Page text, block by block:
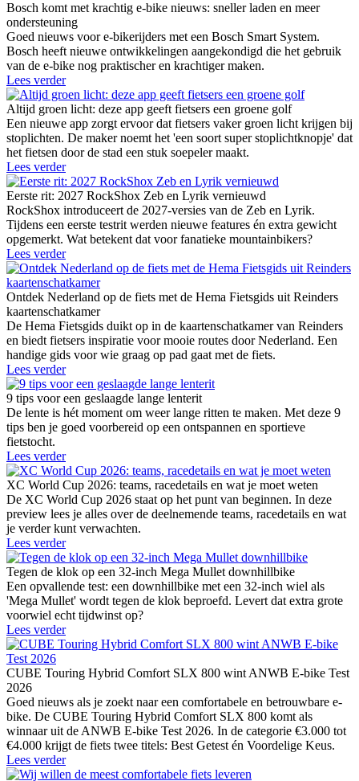
Bosch komt met krachtig e-bike nieuws: sneller laden en meer
ondersteuning
Goed nieuws voor e-bikerijders met een Bosch Smart System.
Bosch heeft nieuwe ontwikkelingen aangekondigd die het gebruik
van de e-bike nog praktischer en krachtiger maken.
Lees verder
Altijd groen licht: deze app geeft fietsers een groene golf
Een nieuwe app zorgt ervoor dat fietsers vaker groen licht krijgen bij
stoplichten. De maker noemt het 'een soort super stoplichtknopje' dat
het fietsen door de stad een stuk soepeler maakt.
Lees verder
Eerste rit: 2027 RockShox Zeb en Lyrik vernieuwd
RockShox introduceert de 2027-versies van de Zeb en Lyrik.
Tijdens een eerste testrit werden nieuwe features én extra gewicht
opgemerkt. Wat betekent dat voor fanatieke mountainbikers?
Lees verder
Ontdek Nederland op de fiets met de Hema Fietsgids uit Reinders
kaartenschatkamer
De Hema Fietsgids duikt op in de kaartenschatkamer van Reinders
en biedt fietsers inspiratie voor mooie routes door Nederland. Een
handige gids voor wie graag op pad gaat met de fiets.
Lees verder
9 tips voor een geslaagde lange lenterit
De lente is hét moment om weer lange ritten te maken. Met deze 9
tips ben je goed voorbereid op een ontspannen en sportieve
fietstocht.
Lees verder
XC World Cup 2026: teams, racedetails en wat je moet weten
De XC World Cup 2026 staat op het punt van beginnen. In deze
preview lees je alles over de deelnemende teams, racedetails en wat
je verder kunt verwachten.
Lees verder
Tegen de klok op een 32-inch Mega Mullet downhillbike
Een opvallende test: een downhillbike met een 32-inch wiel als
'Mega Mullet' wordt tegen de klok beproefd. Levert dat extra grote
voorwiel echt tijdwinst op?
Lees verder
CUBE Touring Hybrid Comfort SLX 800 wint ANWB E-bike Test
2026
Goed nieuws als je zoekt naar een comfortabele en betrouwbare e-
bike. De CUBE Touring Hybrid Comfort SLX 800 komt als
winnaar uit de ANWB E-bike Test 2026. In de categorie €3.000 tot
€4.000 krijgt de fiets twee titels: Best Getest én Voordelige Keus.
Lees verder